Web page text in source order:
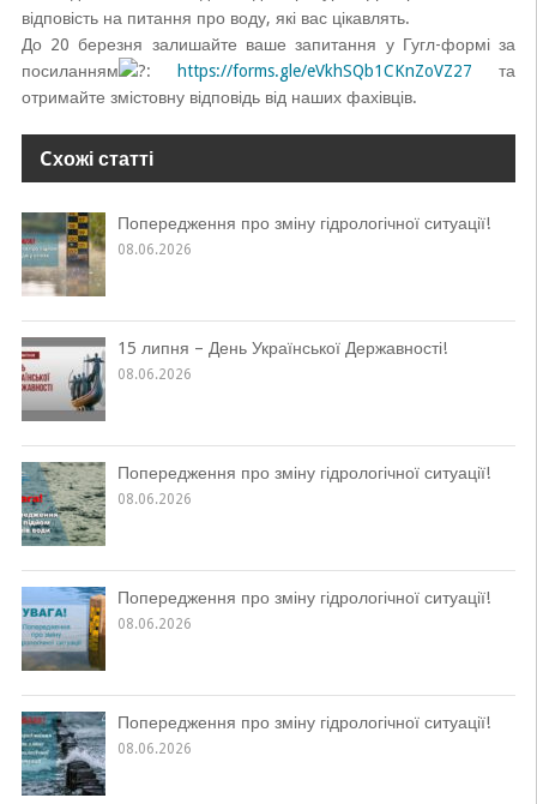
відповість на питання про воду, які вас цікавлять.
До 20 березня залишайте ваше запитання у Гугл-формі за
посиланням
: https://forms.gle/eVkhSQb1CKnZoVZ27 та
отримайте змістовну відповідь від наших фахівців.
Cхожі статті
Попередження про зміну гідрологічної ситуації!
08.06.2026
15 липня – День Української Державності!
08.06.2026
Попередження про зміну гідрологічної ситуації!
08.06.2026
Попередження про зміну гідрологічної ситуації!
08.06.2026
Попередження про зміну гідрологічної ситуації!
08.06.2026